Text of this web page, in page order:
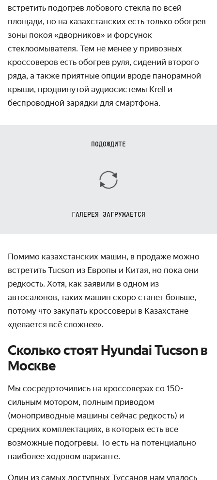
встретить подогрев лобового стекла по всей
площади, но на казахстанских есть только обогрев
зоны покоя «дворников» и форсунок
стеклоомывателя. Тем не менее у привозных
кроссоверов есть обогрев руля, сидений второго
ряда, а также приятные опции вроде панорамной
крыши, продвинутой аудиосистемы Krell и
беспроводной зарядки для смартфона.
ПОДОЖДИТЕ
ГАЛЕРЕЯ ЗАГРУЖАЕТСЯ
Помимо казахстанских машин, в продаже можно
встретить Tucson из Европы и Китая, но пока они
редкость. Хотя, как заявили в одном из
автосалонов, таких машин скоро станет больше,
потому что закупать кроссоверы в Казахстане
«делается всё сложнее».
Сколько стоят Hyundai Tucson в
Москве
Мы сосредоточились на кроссоверах со 150-
сильным мотором, полным приводом
(моноприводные машины сейчас редкость) и
средних комплектациях, в которых есть все
возможные подогревы. То есть на потенциально
наиболее ходовом варианте.
Один из самых доступных Туссанов нам удалось